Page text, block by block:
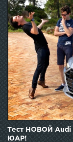
Тест НОВОЙ Audi
ЮАР!